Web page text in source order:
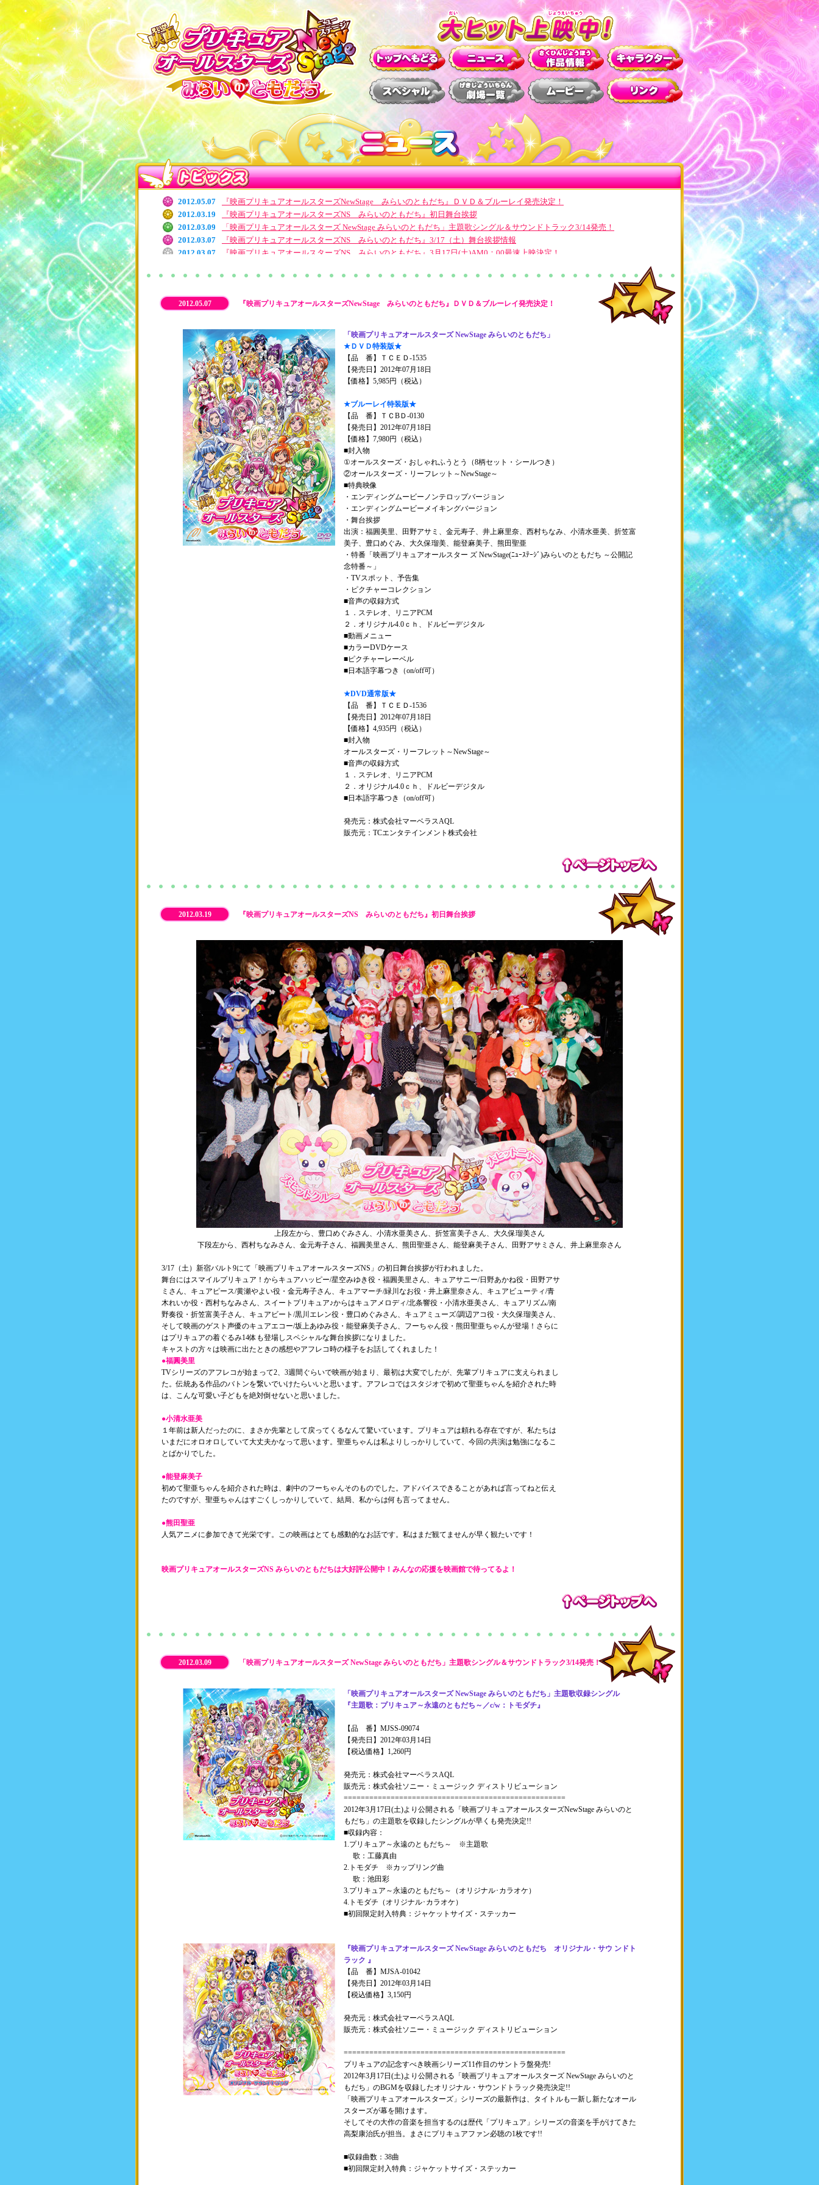
2012.05.07
『映画プリキュアオールスターズNewStage みらいのともだち』ＤＶＤ＆ブルーレイ発売決定！
2012.03.19
『映画プリキュアオールスターズNS みらいのともだち』初日舞台挨拶
2012.03.09
「映画プリキュアオールスターズ NewStage みらいのともだち」主題歌シングル＆サウンドトラック3/14発売！
2012.03.07
『映画プリキュアオールスターズNS みらいのともだち』3/17（土）舞台挨拶情報
2012.03.07
『映画プリキュアオールスターズNS みらいのともだち』3月17日(土)AM0：00最速上映決定！
2012.03.06
≪映画プリキュアオールスターズ×横浜市≫タイアップキャンペーン・キックオフイベント
2012.02.27
ローソン×アサヒ飲料×映画プリキュアオールスターズNS
2012.02.16
特典はかわいいステッカー！ローソン限定特典付主題歌CD予約受付中！
2012.02.07
入場者プレゼントにオールスターズニューバイザーが決定！
2012.02.06
チキータバナナ・パインを食べて当てよう♪タイアップキャンペーン決定！
2012.01.31
チャレンジ25キャンペーンのタイアップポスターを希望する企業・団体に無料で配布！
2012.01.16
【ローソン限定「映画プリキュアオールスターズ NewStage みらいのともだち」グッズ付前売券】予約受付中！
2011.12.06
みんなでおでかけ♪オールスターズおＮＥＷバッグ付前売券 1月14日（土）より発売!!
2011.12.26
入場者プレゼント情報！
2012.05.07 『映画プリキュアオールスターズNewStage みらいのともだち』ＤＶＤ＆ブルーレイ発売決定！
「映画プリキュアオールスターズ NewStage みらいのともだち」
★ＤＶＤ特装版★
【品 番】ＴＣＥＤ-1535
【発売日】2012年07月18日
【価格】5,985円（税込）
★ブルーレイ特装版★
【品 番】ＴＣBＤ-0130
【発売日】2012年07月18日
【価格】7,980円（税込）
■封入物
①オールスターズ・おしゃれふうとう（8柄セット・シールつき）
②オールスターズ・リーフレット～NewStage～
■特典映像
・エンディングムービーノンテロップバージョン
・エンディングムービーメイキングバージョン
・舞台挨拶
出演：福圓美里、田野アサミ、金元寿子、井上麻里奈、西村ちなみ、小清水亜美、折笠富
美子、豊口めぐみ、大久保瑠美、能登麻美子、熊田聖亜
・特番「映画プリキュアオールスター ズ NewStage(ﾆｭｰｽﾃｰｼﾞ)みらいのともだち ～公開記
念特番～」
・TVスポット、予告集
・ピクチャーコレクション
■音声の収録方式
１．ステレオ、リニアPCM
２．オリジナル4.0ｃｈ、ドルビーデジタル
■動画メニュー
■カラーDVDケース
■ピクチャーレーベル
■日本語字幕つき（on/off可）
★DVD通常版★
【品 番】ＴＣＥＤ-1536
【発売日】2012年07月18日
【価格】4,935円（税込）
■封入物
オールスターズ・リーフレット～NewStage～
■音声の収録方式
１．ステレオ、リニアPCM
２．オリジナル4.0ｃｈ、ドルビーデジタル
■日本語字幕つき（on/off可）
発売元：株式会社マーベラスAQL
販売元：TCエンタテインメント株式会社
2012.03.19 『映画プリキュアオールスターズNS みらいのともだち』初日舞台挨拶
上段左から、豊口めぐみさん、小清水亜美さん、折笠富美子さん、大久保瑠美さん
下段左から、西村ちなみさん、金元寿子さん、福圓美里さん、熊田聖亜さん、能登麻美子さん、田野アサミさん、井上麻里奈さん
3/17（土）新宿バルト9にて「映画プリキュアオールスターズNS」の初日舞台挨拶が行われました。
舞台にはスマイルプリキュア！からキュアハッピー/星空みゆき役・福圓美里さん、キュアサニー/日野あかね役・田野アサ
ミさん、キュアピース/黄瀬やよい役・金元寿子さん、キュアマーチ/緑川なお役・井上麻里奈さん、キュアビューティ/青
木れいか役・西村ちなみさん、スイートプリキュア♪からはキュアメロディ/北条響役・小清水亜美さん、キュアリズム/南
野奏役・折笠富美子さん、キュアビート/黒川エレン役・豊口めぐみさん、キュアミューズ/調辺アコ役・大久保瑠美さん、
そして映画のゲスト声優のキュアエコー/坂上あゆみ役・能登麻美子さん、フーちゃん役・熊田聖亜ちゃんが登場！さらに
はプリキュアの着ぐるみ14体も登場しスペシャルな舞台挨拶になりました。
キャストの方々は映画に出たときの感想やアフレコ時の様子をお話してくれました！
●福圓美里
TVシリーズのアフレコが始まって2、3週間ぐらいで映画が始まり、最初は大変でしたが、先輩プリキュアに支えられまし
た。伝統ある作品のバトンを繋いでいけたらいいと思います。アフレコではスタジオで初めて聖亜ちゃんを紹介された時
は、こんな可愛い子どもを絶対倒せないと思いました。
●小清水亜美
１年前は新人だったのに、まさか先輩として戻ってくるなんて驚いています。プリキュアは頼れる存在ですが、私たちは
いまだにオロオロしていて大丈夫かなって思います。聖亜ちゃんは私よりしっかりしていて、今回の共演は勉強になるこ
とばかりでした。
●能登麻美子
初めて聖亜ちゃんを紹介された時は、劇中のフーちゃんそのものでした。アドバイスできることがあれば言ってねと伝え
たのですが、聖亜ちゃんはすごくしっかりしていて、結局、私からは何も言ってません。
●熊田聖亜
人気アニメに参加できて光栄です。この映画はとても感動的なお話です。私はまだ観てませんが早く観たいです！
映画プリキュアオールスターズNS みらいのともだちは大好評公開中！みんなの応援を映画館で待ってるよ！
2012.03.09 「映画プリキュアオールスターズ NewStage みらいのともだち」主題歌シングル＆サウンドトラック3/14発売！
「映画プリキュアオールスターズ NewStage みらいのともだち」主題歌収録シングル
『主題歌：プリキュア～永遠のともだち～／c/w：トモダチ』
【品 番】MJSS-09074
【発売日】2012年03月14日
【税込価格】1,260円
発売元：株式会社マーベラスAQL
販売元：株式会社ソニー・ミュージック ディストリビューション
====================================================
2012年3月17日(土)より公開される「映画プリキュアオールスターズNewStage みらいのと
もだち」の主題歌を収録したシングルが早くも発売決定!!
■収録内容：
1.プリキュア～永遠のともだち～ ※主題歌
歌：工藤真由
2.トモダチ ※カップリング曲
歌：池田彩
3.プリキュア～永遠のともだち～（オリジナル･カラオケ）
4.トモダチ（オリジナル･カラオケ）
■初回限定封入特典：ジャケットサイズ・ステッカー
『映画プリキュアオールスターズ NewStage みらいのともだち オリジナル・サウ ンドト
ラック 』
【品 番】MJSA-01042
【発売日】2012年03月14日
【税込価格】3,150円
発売元：株式会社マーベラスAQL
販売元：株式会社ソニー・ミュージック ディストリビューション
====================================================
プリキュアの記念すべき映画シリーズ11作目のサントラ盤発売!
2012年3月17日(土)より公開される「映画プリキュアオールスターズ NewStage みらいのと
もだち」のBGMを収録したオリジナル・サウンドトラック発売決定!!
「映画プリキュアオールスターズ」シリーズの最新作は、タイトルも一新し新たなオール
スターズが幕を開けます。
そしてその大作の音楽を担当するのは歴代「プリキュア」シリーズの音楽を手がけてきた
高梨康治氏が担当。まさにプリキュアファン必聴の1枚です!!
■収録曲数：38曲
■初回限定封入特典：ジャケットサイズ・ステッカー